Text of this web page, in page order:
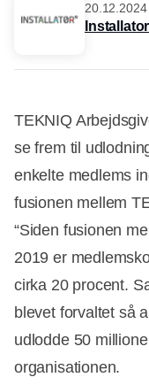
20.12.2024
TEKNIQ
se frem til
enkelte medlems
fusionen mellem
“Siden fusionen
2019 er
cirka 20 procent.
blevet forvaltet så
udlodde 50
organisationen.